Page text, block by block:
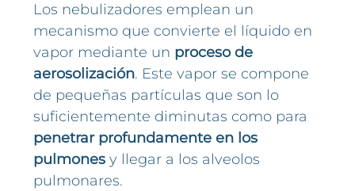
Los nebulizadores emplean un
mecanismo que convierte el líquido en
vapor mediante un proceso de
aerosolización. Este vapor se compone
de pequeñas partículas que son lo
suficientemente diminutas como para
penetrar profundamente en los
pulmones y llegar a los alveolos
pulmonares.